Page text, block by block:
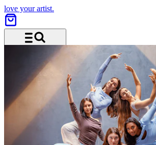
love your artist.
Menu and search